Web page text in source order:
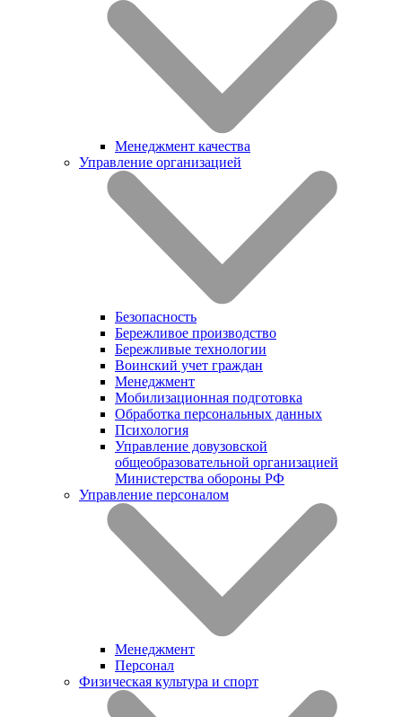
Менеджмент качества
Управление организацией
Безопасность
Бережливое производство
Бережливые технологии
Воинский учет граждан
Менеджмент
Мобилизационная подготовка
Обработка персональных данных
Психология
Управление довузовской
общеобразовательной организацией
Министерства обороны РФ
Управление персоналом
Менеджмент
Персонал
Физическая культура и спорт